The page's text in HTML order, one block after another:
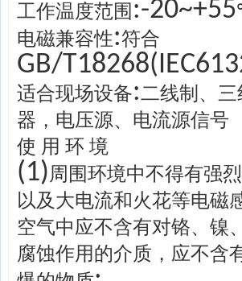
工作温度范围 :-20~+55
电磁兼容性:符合
GB/
适合现场设备:二线制、三
器，电压源、电流源信号
使 用 环 境
(1)周围环境中不得有强
以及大电流和火花等电磁
空气中应不含有对铬、镍
腐蚀作用的介质，应不含